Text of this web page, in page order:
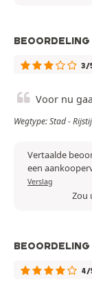
3/
Voor nu
Wegtype: Stad -
Vertaalde
een
Verslag
Zou
4/